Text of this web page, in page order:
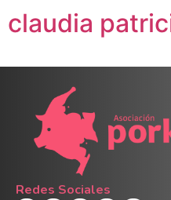
claudia
Redes Sociales